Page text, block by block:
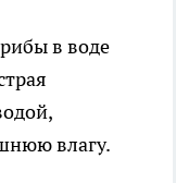
в воде
влагу.